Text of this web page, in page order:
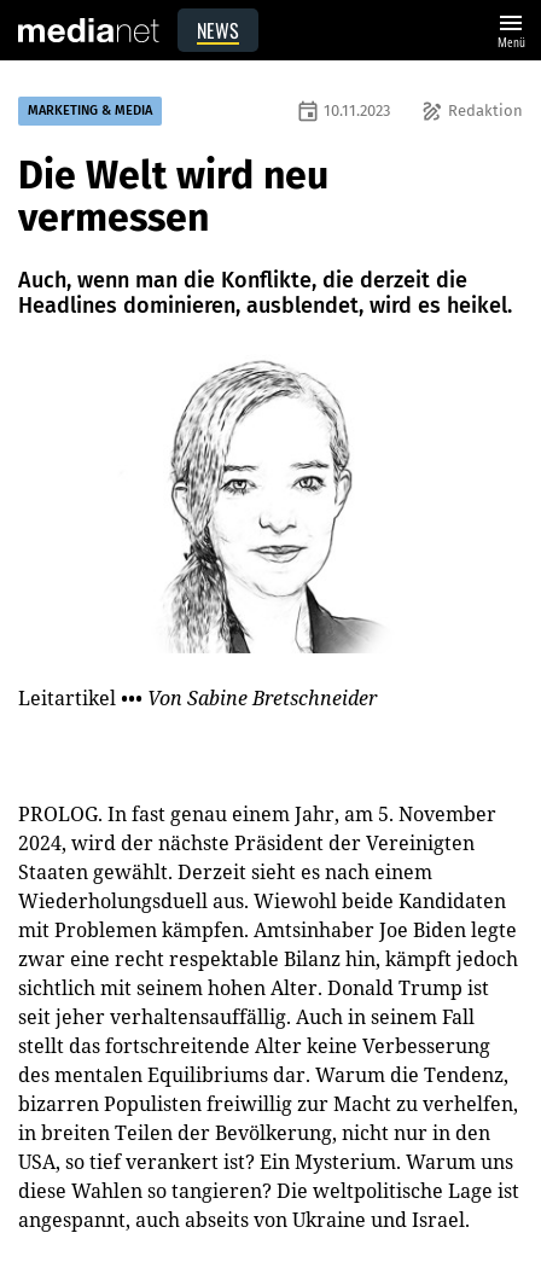
NEWS menu
Menü
MARKETING & MEDIA draw Redaktion
event 10.11.2023
Die Welt wird neu
vermessen
Auch, wenn man die Konflikte, die derzeit die
Headlines dominieren, ausblendet, wird es heikel.
Leitartikel ••• Von Sabine Bretschneider
PROLOG. In fast genau einem Jahr, am 5. November
2024, wird der nächste Präsident der Vereinigten
Staaten gewählt. Derzeit sieht es nach einem
Wiederholungsduell aus. Wiewohl beide Kandidaten
mit Problemen kämpfen. Amtsinhaber Joe Biden legte
zwar eine recht respektable Bilanz hin, kämpft jedoch
sichtlich mit seinem hohen Alter. Donald Trump ist
seit jeher verhaltensauffällig. Auch in seinem Fall
stellt das fortschreitende Alter keine Verbesserung
des mentalen Equilibriums dar. Warum die Tendenz,
bizarren Populisten freiwillig zur Macht zu verhelfen,
in breiten Teilen der Bevölkerung, nicht nur in den
USA, so tief verankert ist? Ein Mysterium. Warum uns
diese Wahlen so tangieren? Die weltpolitische Lage ist
angespannt, auch abseits von Ukraine und Israel.